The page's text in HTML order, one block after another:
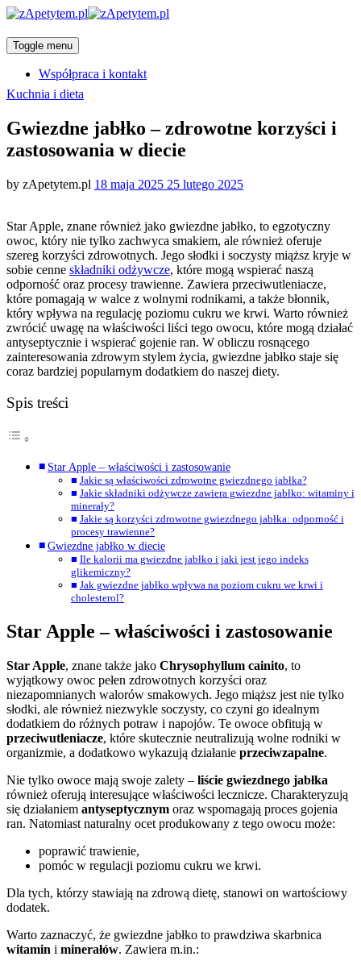
Toggle menu
Współpraca i kontakt
Categories
Kuchnia i dieta
Gwiezdne jabłko – zdrowotne korzyści i
zastosowania w diecie
by zApetytem.pl Posted
18 maja 2025 25 lutego 2025
Star Apple, znane również jako gwiezdne jabłko, to egzotyczny
owoc, który nie tylko zachwyca smakiem, ale również oferuje
szereg korzyści zdrowotnych. Jego słodki i soczysty miąższ kryje w
sobie cenne składniki odżywcze, które mogą wspierać naszą
odporność oraz procesy trawienne. Zawiera przeciwutleniacze,
które pomagają w walce z wolnymi rodnikami, a także błonnik,
który wpływa na regulację poziomu cukru we krwi. Warto również
zwrócić uwagę na właściwości liści tego owocu, które mogą działać
antyseptycznie i wspierać gojenie ran. W obliczu rosnącego
zainteresowania zdrowym stylem życia, gwiezdne jabłko staje się
coraz bardziej popularnym dodatkiem do naszej diety.
Spis treści
Star Apple – właściwości i zastosowanie
Jakie są właściwości zdrowotne gwiezdnego jabłka?
Jakie składniki odżywcze zawiera gwiezdne jabłko: witaminy i
minerały?
Jakie są korzyści zdrowotne gwiezdnego jabłka: odporność i
procesy trawienne?
Gwiezdne jabłko w diecie
Ile kalorii ma gwiezdne jabłko i jaki jest jego indeks
glikemiczny?
Jak gwiezdne jabłko wpływa na poziom cukru we krwi i
cholesterol?
Star Apple – właściwości i zastosowanie
Star Apple, znane także jako Chrysophyllum cainito, to
wyjątkowy owoc pełen zdrowotnych korzyści oraz
niezapomnianych walorów smakowych. Jego miąższ jest nie tylko
słodki, ale również niezwykle soczysty, co czyni go idealnym
dodatkiem do różnych potraw i napojów. Te owoce obfitują w
przeciwutleniacze, które skutecznie neutralizują wolne rodniki w
organizmie, a dodatkowo wykazują działanie przeciwzapalne.
Nie tylko owoce mają swoje zalety – liście gwiezdnego jabłka
również oferują interesujące właściwości lecznicze. Charakteryzują
się działaniem antyseptycznym oraz wspomagają proces gojenia
ran. Natomiast naturalny ocet produkowany z tego owocu może:
poprawić trawienie,
pomóc w regulacji poziomu cukru we krwi.
Dla tych, którzy stawiają na zdrową dietę, stanowi on wartościowy
dodatek.
Warto zaznaczyć, że gwiezdne jabłko to prawdziwa skarbnica
witamin i minerałów. Zawiera m.in.: